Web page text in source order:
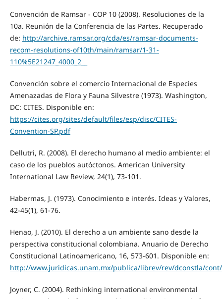
Convención de Ramsar - COP 10 (2008). Resoluciones de la
10a. Reunión de la Conferencia de las Partes. Recuperado
de: http://archive.ramsar.org/cda/es/ramsar-documents-
recom-resolutions-of10th/main/ramsar/1-31-
110%5E21247_4000_2__
Convención sobre el comercio Internacional de Especies
Amenazadas de Flora y Fauna Silvestre (1973). Washington,
DC: CITES. Disponible en:
https://cites.org/sites/default/files/esp/disc/CITES-
Convention-SP.pdf
Dellutri, R. (2008). El derecho humano al medio ambiente: el
caso de los pueblos autóctonos. American University
International Law Review, 24(1), 73-101.
Habermas, J. (1973). Conocimiento e interés. Ideas y Valores,
42-45(1), 61-76.
Henao, J. (2010). El derecho a un ambiente sano desde la
perspectiva constitucional colombiana. Anuario de Derecho
Constitucional Latinoamericano, 16, 573-601. Disponible en:
http://www.juridicas.unam.mx/publica/librev/rev/dconstla/
Joyner, C. (2004). Rethinking international environmental